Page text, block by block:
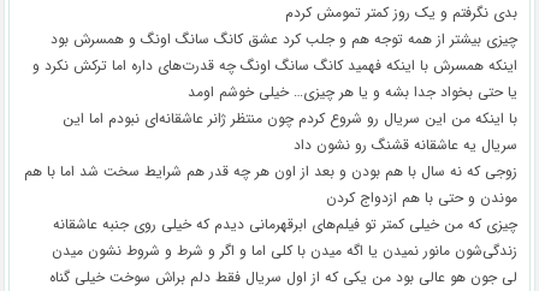
بدی نگرفتم و یک روز کمتر تمومش کردم
چیزی بیشتر از همه توجه هم و جلب کرد عشق کانگ سانگ اونگ و همسرش بود
اینکه همسرش با اینکه فهمید کانگ سانگ اونگ چه قدرت‌های داره اما ترکش نکرد و
یا حتی بخواد جدا بشه و یا هر چیزی… خیلی خوشم اومد
با اینکه من این سریال رو شروع کردم چون منتظر ژانر عاشقانه‌ای نبودم اما این
سریال یه عاشقانه قشنگ رو نشون داد
زوجی که نه سال با هم بودن و بعد از اون هر چه قدر هم شرایط سخت شد اما با هم
موندن و حتی با هم ازدواج کردن
چیزی که من خیلی کمتر تو فیلم‌های ابرقهرمانی دیدم که خیلی روی جنبه عاشقانه
زندگی‌شون مانور نمیدن یا اگه میدن با کلی اما و اگر و شرط و شروط نشون میدن
لی جون هو عالی بود من یکی که از اول سریال فقط دلم براش سوخت خیلی گناه